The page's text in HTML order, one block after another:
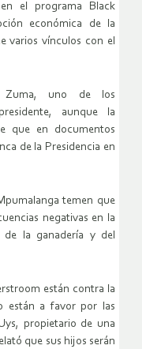
el programa Black
económica de la
varios vínculos con el
uno de los
aunque la
que en documentos
de la Presidencia en
temen que
negativas en la
de la ganadería y del
están contra la
están a favor por las
propietario de una
que sus hijos serán